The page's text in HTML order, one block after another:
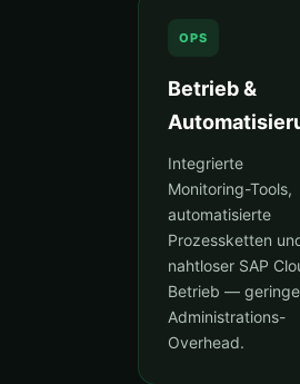
OPS
Betrieb &
Integrierte
Monitoring-Tools,
automatisierte
Prozessketten
nahtloser SAP
Betrieb —
Administrations-
Overhead.